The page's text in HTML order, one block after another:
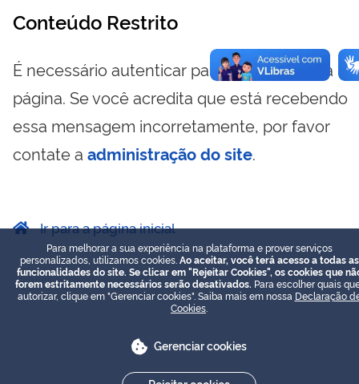
Conteúdo Restrito
É necessário autenticar para visualizar essa
página. Se você acredita que está recebendo
essa mensagem incorretamente, por favor
contate a administração do site.
Ir para a página inicial
Para melhorar a sua experiência na plataforma e prover serviços
personalizados, utilizamos cookies. Ao aceitar, você terá acesso a todas as
funcionalidades do site. Se clicar em "Rejeitar Cookies", os cookies que
forem estritamente necessários serão desativados. Para escolher quais
autorizar, clique em "Gerenciar cookies". Saiba mais em nossa Declaração
Cookies
Gerenciar cookies